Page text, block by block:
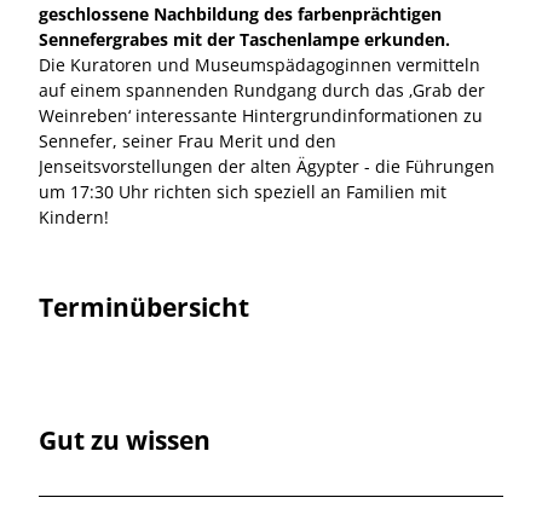
geschlossene Nachbildung des farbenprächtigen
Sennefergrabes mit der Taschenlampe erkunden.
Die Kuratoren und Museumspädagoginnen vermitteln
auf einem spannenden Rundgang durch das ‚Grab der
Weinreben‘ interessante Hintergrundinformationen zu
Sennefer, seiner Frau Merit und den
Jenseitsvorstellungen der alten Ägypter - die Führungen
um 17:30 Uhr richten sich speziell an Familien mit
Kindern!
Terminübersicht
Gut zu wissen